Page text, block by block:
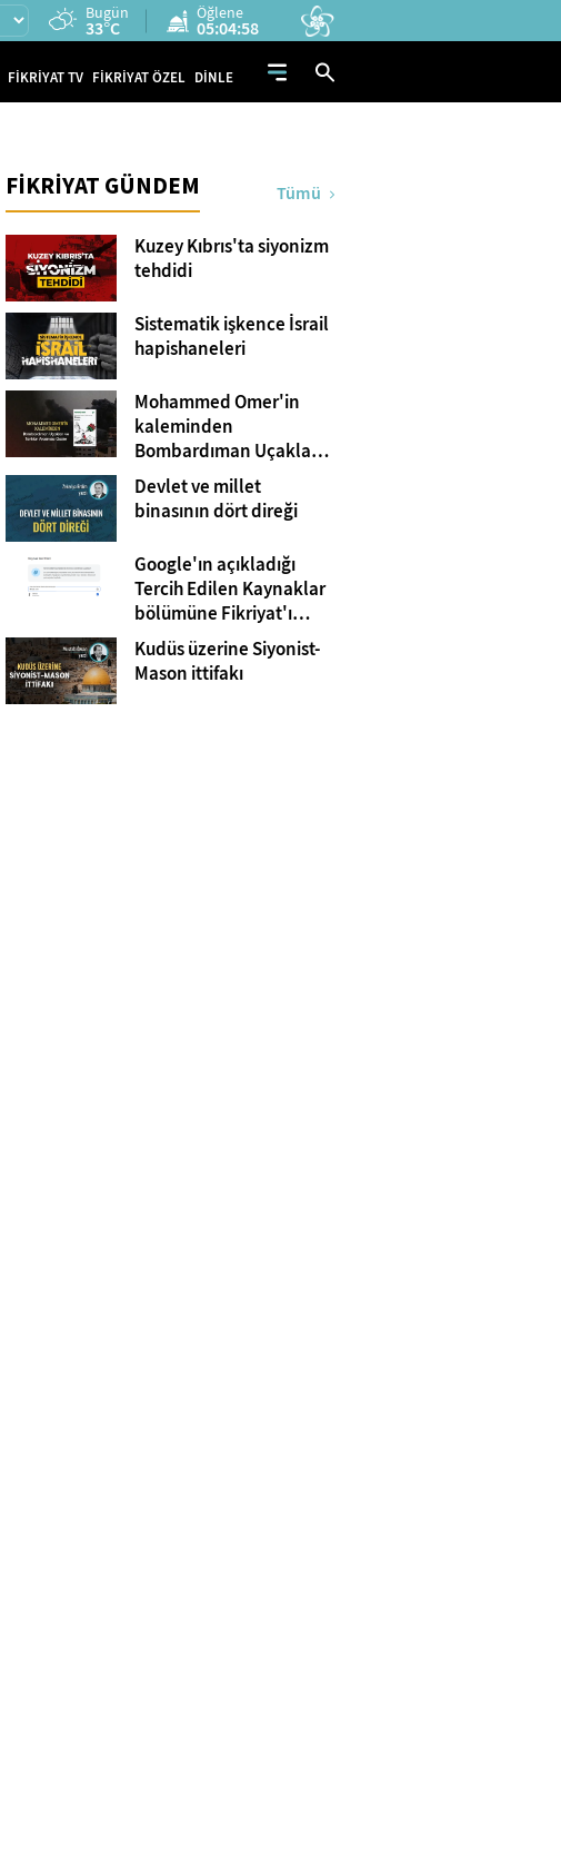
Bugün
33°C
Öğlene
05:04:56
FİKRİYAT TV FİKRİYAT ÖZEL DİNLE
FİKRİYAT GÜNDEM Tümü
Kuzey Kıbrıs'ta siyonizm
tehdidi
Sistematik işkence İsrail
hapishaneleri
Mohammed Omer'in
kaleminden
Bombardıman Uçakları
ve Tanklar Arasında
Gazze
Devlet ve millet
binasının dört direği
Google'ın açıkladığı
Tercih Edilen Kaynaklar
bölümüne Fikriyat'ı
eklemeyi unutmayın!
Kudüs üzerine Siyonist-
Mason ittifakı